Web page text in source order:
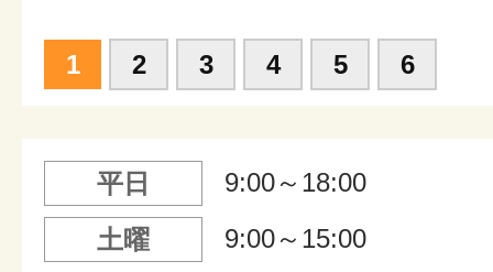
1 2 3 4 5 6
平日
9:00～18:00
土曜
9:00～15:00